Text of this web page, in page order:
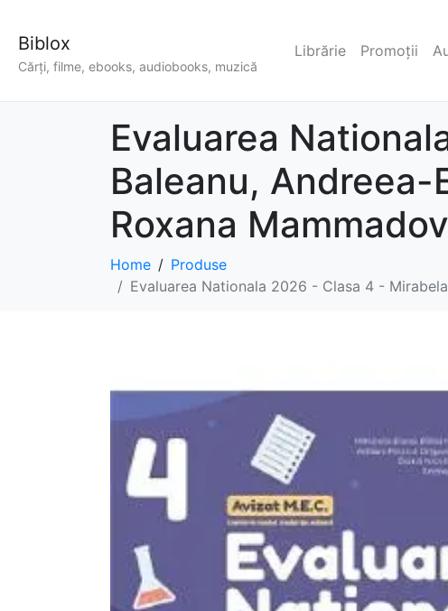
Biblox
Cărți, filme, ebooks, audiobooks, muzică
Librărie Promoții
Evaluarea
Baleanu,
Roxana Mammadov
Home
Produse
Evaluarea Nationala 2026 - Clasa 4 -